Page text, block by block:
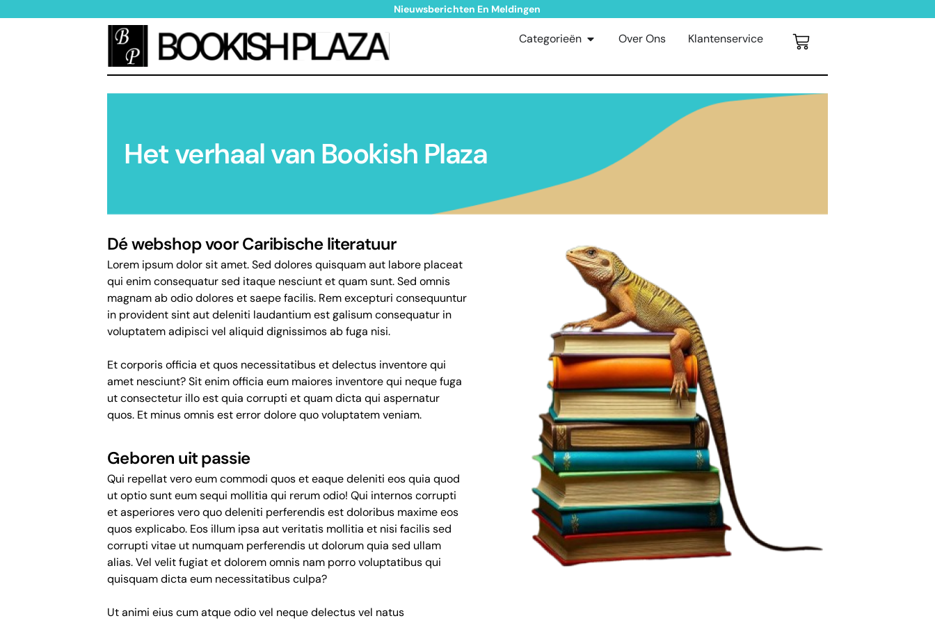
Nieuwsberichten En Meldingen
Categorieën Over Ons Klantenservice
Het verhaal van Bookish Plaza
Dé webshop voor Caribische literatuur
Lorem ipsum dolor sit amet. Sed dolores quisquam aut labore placeat
qui enim consequatur sed itaque nesciunt et quam sunt. Sed omnis
magnam ab odio dolores et saepe facilis. Rem excepturi consequuntur
in provident sint aut deleniti laudantium est galisum consequatur in
voluptatem adipisci vel aliquid dignissimos ab fuga nisi.
Et corporis officia et quos necessitatibus et delectus inventore qui
amet nesciunt? Sit enim officia eum maiores inventore qui neque fuga
ut consectetur illo est quia corrupti et quam dicta qui aspernatur
quos. Et minus omnis est error dolore quo voluptatem veniam.
Geboren uit passie
Qui repellat vero eum commodi quos et eaque deleniti eos quia quod
ut optio sunt eum sequi mollitia qui rerum odio! Qui internos corrupti
et asperiores vero quo deleniti perferendis est doloribus maxime eos
quos explicabo. Eos illum ipsa aut veritatis mollitia et nisi facilis sed
corrupti vitae ut numquam perferendis ut dolorum quia sed ullam
alias. Vel velit fugiat et dolorem omnis nam porro voluptatibus qui
quisquam dicta eum necessitatibus culpa?
Ut animi eius cum atque odio vel neque delectus vel natus